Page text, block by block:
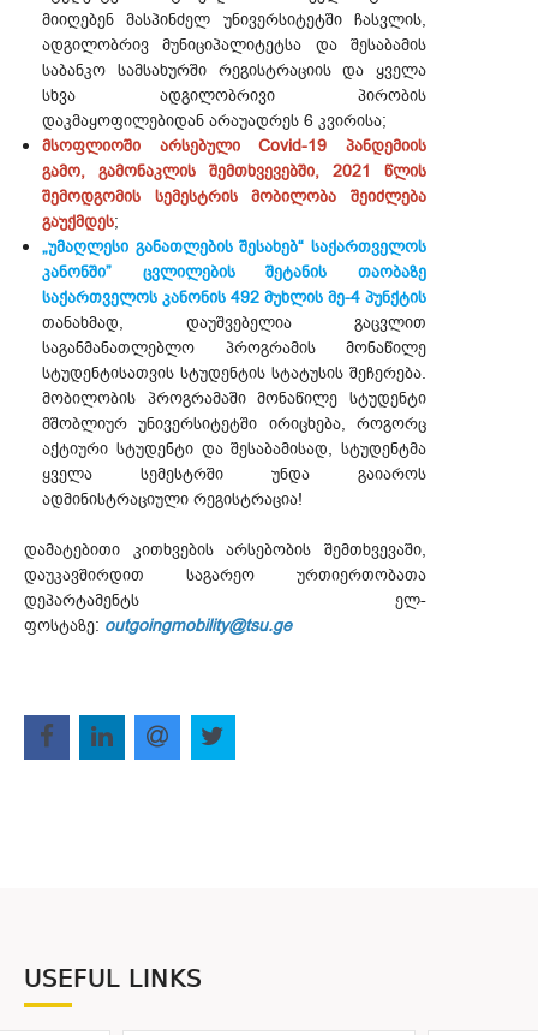
მიიღებენ მასპინძელ უნივერსიტეტში ჩასვლის,
ადგილობრივ მუნიციპალიტეტსა და შესაბამის
საბანკო სამსახურში რეგისტრაციის და ყველა
სხვა ადგილობრივი პირობის
დაკმაყოფილებიდან არაუადრეს 6 კვირისა;
მსოფლიოში არსებული Covid-19 პანდემიის
გამო, გამონაკლის შემთხვევებში, 2021 წლის
შემოდგომის სემესტრის მობილობა შეიძლება
გაუქმდეს;
„უმაღლესი განათლების შესახებ“ საქართველოს
კანონში” ცვლილების შეტანის თაობაზე
საქართველოს კანონის 492 მუხლის მე-4 პუნქტის
თანახმად, დაუშვებელია გაცვლით
საგანმანათლებლო პროგრამის მონაწილე
სტუდენტისათვის სტუდენტის სტატუსის შეჩერება.
მობილობის პროგრამაში მონაწილე სტუდენტი
მშობლიურ უნივერსიტეტში ირიცხება, როგორც
აქტიური სტუდენტი და შესაბამისად, სტუდენტმა
ყველა სემესტრში უნდა გაიაროს
ადმინისტრაციული რეგისტრაცია!
დამატებითი კითხვების არსებობის შემთხვევაში,
დაუკავშირდით საგარეო ურთიერთობათა
დეპარტამენტს ელ-
ფოსტაზე: outgoingmobility@tsu.ge
USEFUL LINKS